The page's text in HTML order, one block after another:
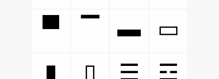
▀
▬
▭
▮
▯ ☰
☲